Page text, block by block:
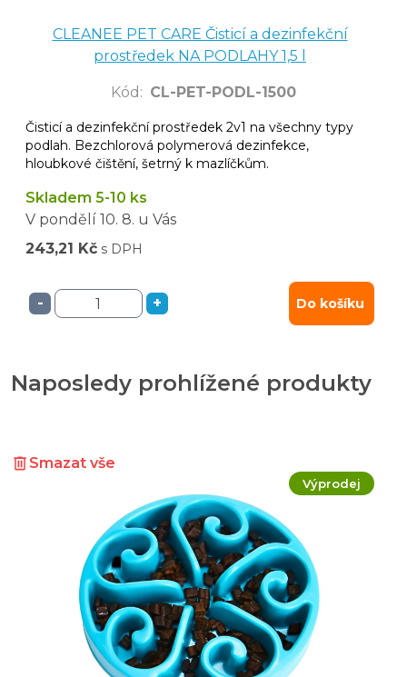
CLEANEE PET CARE Čisticí a dezinfekční
prostředek NA PODLAHY 1,5 l
Kód : CL-PET-PODL-1500
Čisticí a dezinfekční prostředek 2v1 na všechny typy
podlah. Bezchlorová polymerová dezinfekce,
hloubkové čištění, šetrný k mazlíčkům.
Skladem 5-10 ks
V pondělí 10. 8. u Vás
243,21 Kč s DPH
- + Do košíku
Naposledy prohlížené produkty
Smazat vše
Výprodej